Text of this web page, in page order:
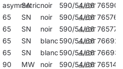
asymmetric
SA noir 590/54/66 765902
65 SN noir 590/54/66 765766
65 SN noir 590/54/66 765773
65 SN blanc 590/54/66 766923
65 SN blanc 590/54/66 766930
90 MW noir 590/54/66 765148